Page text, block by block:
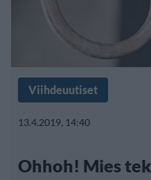
Viihdeuutiset
13.4.2019, 14:40
Ohhoh! Mies